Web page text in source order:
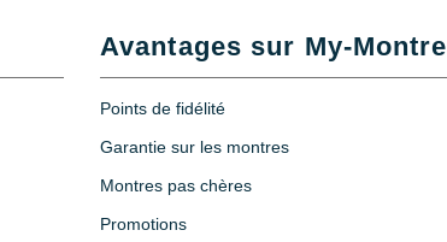
Avantages sur My-Montre
Points de fidélité
Garantie sur les montres
Montres pas chères
Promotions